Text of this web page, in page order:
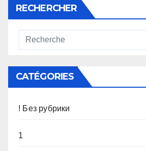
RECHERCHER
CATÉGORIES
! Без рубрики
1